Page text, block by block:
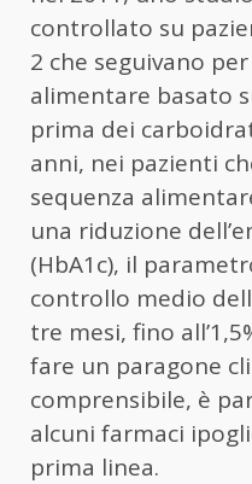
controllato su
2 che seguivano
alimentare basato
prima dei
anni, nei pazienti
sequenza
una riduzione
(HbA1c), il
controllo medio
tre mesi, fino
fare un paragone
comprensibile, è
alcuni farmaci
prima linea.